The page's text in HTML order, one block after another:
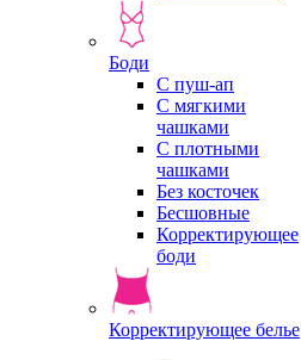
Боди
С пуш-ап
С мягкими
чашками
С плотными
чашками
Без косточек
Бесшовные
Корректирующее
боди
Корректирующее белье